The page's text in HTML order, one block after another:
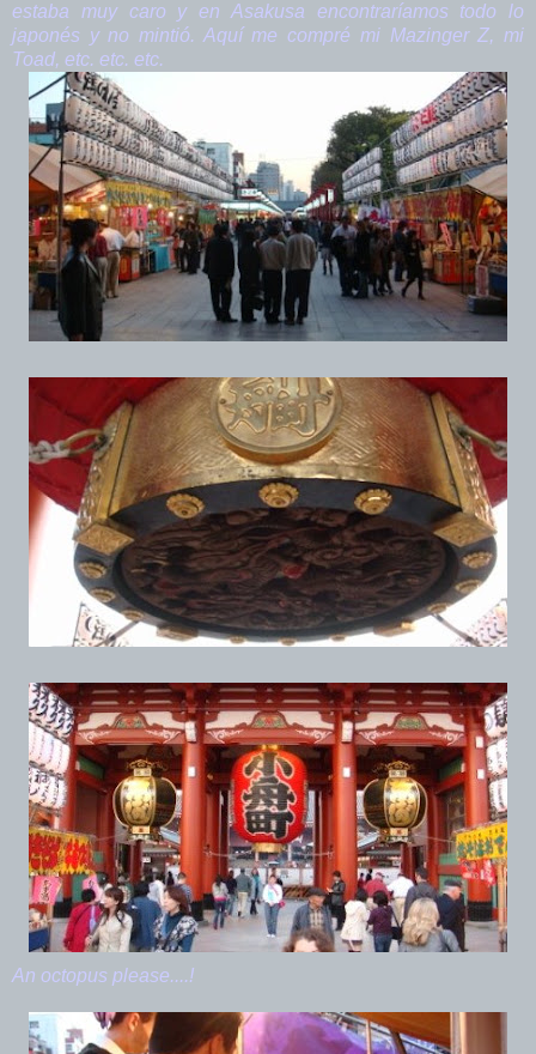
estaba muy caro y en Asakusa encontraríamos todo lo
japonés y no mintió. Aquí me compré mi Mazinger Z, mi
Toad, etc. etc. etc.
An octopus please....!